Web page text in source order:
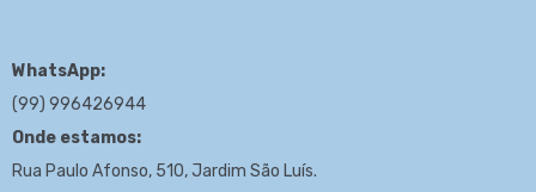
WhatsApp:
(99) 996426944
Onde estamos:
Rua Paulo Afonso, 510, Jardim São Luís.